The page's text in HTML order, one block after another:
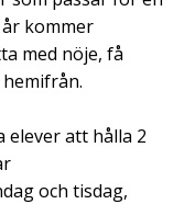
kommer
med nöje, få
elever att hålla 2
och tisdag,